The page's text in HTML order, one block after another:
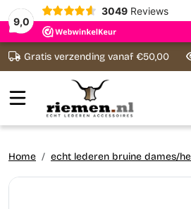
9,0
3049 Reviews
Ga naar content
Gratis verzending vanaf €50,00
Home echt lederen bruine dames/